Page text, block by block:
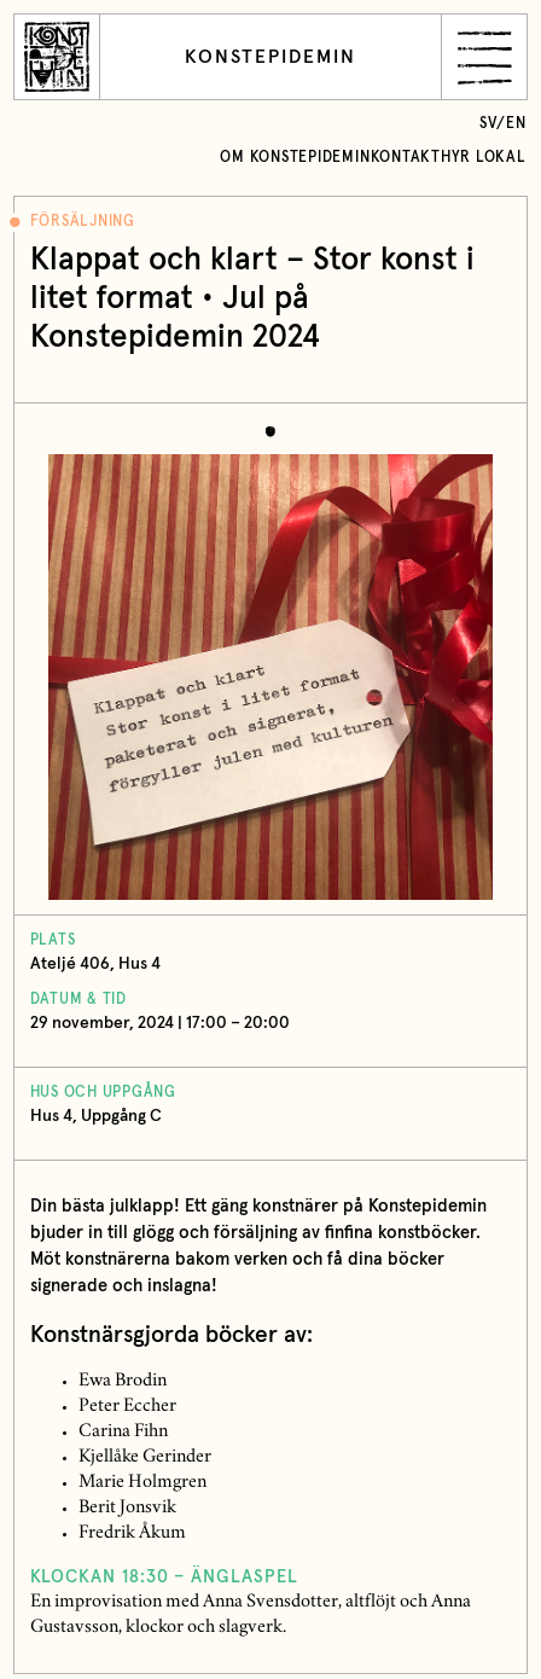
KONSTEPIDEMIN
OM KONSTEPIDEMIN KONTAKT HYR LOKAL
SV/ EN
FÖRSÄLJNING
Klappat och klart – Stor konst i
litet format • Jul på
Konstepidemin 2024
PLATS
Ateljé 406, Hus 4
DATUM & TID
29 november, 2024 | 17:00 – 20:00
HUS OCH UPPGÅNG
Hus 4, Uppgång C
Din bästa julklapp! Ett gäng konstnärer på Konstepidemin
bjuder in till glögg och försäljning av finfina konstböcker.
Möt konstnärerna bakom verken och få dina böcker
signerade och inslagna!
Konstnärsgjorda böcker av:
Ewa Brodin
Peter Eccher
Carina Fihn
Kjellåke Gerinder
Marie Holmgren
Berit Jonsvik
Fredrik Åkum
KLOCKAN 18:30 – ÄNGLASPEL
En improvisation med Anna Svensdotter, altflöjt och Anna
Gustavsson, klockor och slagverk.